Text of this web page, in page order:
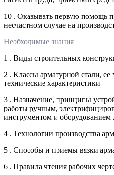
10 . Оказывать первую помощь
несчастном случае на
Необходимые знания
1 . Виды строительных
2 . Классы арматурной стали, ее
технические характеристики
3 . Назначение, принципы
работы ручным,
инструментом и оборудованием
4 . Технологии производства
5 . Способы и приемы вязки
6 . Правила чтения рабочих